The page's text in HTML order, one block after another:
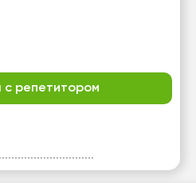
с репетитором
вс
10:00
свободных